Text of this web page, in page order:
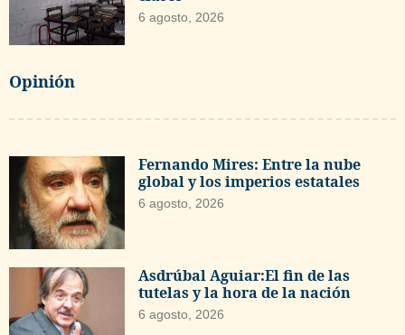
6 agosto, 2026
Opinión
Fernando Mires: Entre la nube
global y los imperios estatales
6 agosto, 2026
Asdrúbal Aguiar:El fin de las
tutelas y la hora de la nación
6 agosto, 2026